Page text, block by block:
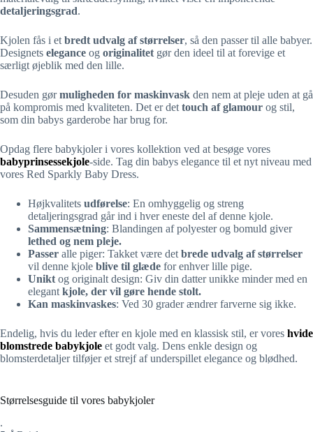
detaljeringsgrad.
Kjolen fås i et bredt udvalg af størrelser, så den passer til alle babyer.
Designets elegance og originalitet gør den ideel til at forevige et
særligt øjeblik med den lille.
Desuden gørmuligheden for maskinvask den nem at pleje uden at gå
på kompromis med kvaliteten. Det er det touch af glamour og stil,
som din babys garderobe har brug for.
Opdag flere babykjoler i vores kollektion ved at besøge vores
babyprinsessekjole-side. Tag din babys elegance til et nyt niveau med
vores Red Sparkly Baby Dress.
Højkvalitets udførelse: En omhyggelig og streng
detaljeringsgrad går ind i hver eneste del af denne kjole.
Sammensætning: Blandingen af polyester og bomuld giver
lethed og nem pleje.
Passer alle piger: Takket være det brede udvalg af størrelser
vil denne kjole blive til glæde for enhver lille pige.
Unikt og originalt design: Giv din datter unikke minder med en
elegant kjole, der vil gøre hende stolt.
Kan maskinvaskes: Ved 30 grader ændrer farverne sig ikke.
Endelig, hvis du leder efter en kjole med en klassisk stil, er vores hvide
blomstrede babykjole et godt valg. Dens enkle design og
blomsterdetaljer tilføjer et strejf af underspillet elegance og blødhed.
Størrelsesguide til vores babykjoler
.